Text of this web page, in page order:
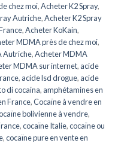
chez moi,Acheter K2 Spray,
Autriche,Acheter K2 Spray
,Acheter KoKain,
MDMA près de chez moi,
Autriche,Acheter MDMA
MDMA sur internet, acide
, acide lsd drogue, acide
di cocaina, amphétamines en
France,Cocaïne à vendre en
bolivienne à vendre,
,cocaïne Italie,cocaïne ou
,cocaïne pure en vente en